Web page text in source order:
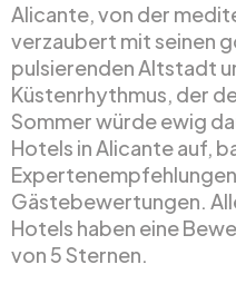
Alicante, von der
verzaubert mit seinen
pulsierenden Altstadt
Küstenrhythmus, der
Sommer würde ewig
Hotels in Alicante auf,
Gästebewertungen.
Hotels haben eine
von 5 Sternen.